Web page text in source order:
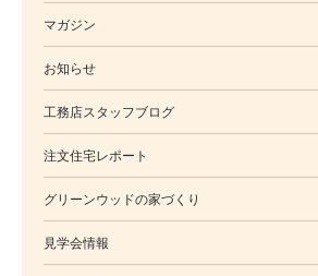
マガジン
お知らせ
工務店スタッフブログ
注文住宅レポート
グリーンウッドの家づくり
見学会情報